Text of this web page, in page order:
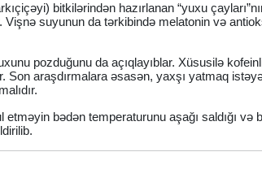
bitkilərindən hazırlanan “yuxu
Vişnə suyunun da tərkibində melatonin və
pozduğunu da açıqlayıblar. Xüsusilə
Son araşdırmalara əsasən, yaxşı yatmaq
bədən temperaturunu aşağı saldığı və